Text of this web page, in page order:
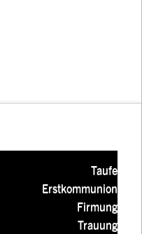
Taufe
Erstkommunion
Firmung
Trauung